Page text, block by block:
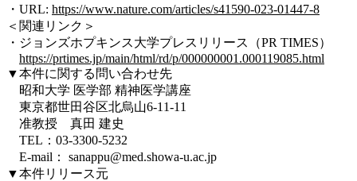
・URL: https://www.nature.com/articles/s41590-023-01447-8
＜関連リンク＞
・ジョンズホプキンス大学プレスリリース（PR TIMES）
https://prtimes.jp/main/html/rd/p/000000001.000119085.html
▼本件に関する問い合わせ先
昭和大学 医学部 精神医学講座
東京都世田谷区北烏山6-11-11
准教授 真田 建史
TEL：03-3300-5232
E-mail： sanappu@med.showa-u.ac.jp
▼本件リリース元